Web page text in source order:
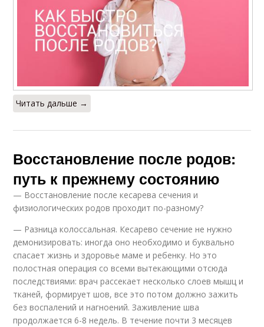
Читать дальше →
Восстановление после родов:
путь к прежнему состоянию
— Восстановление после кесарева сечения и
физиологических родов проходит по-разному?
— Разница колоссальная. Кесарево сечение не нужно
демонизировать: иногда оно необходимо и буквально
спасает жизнь и здоровье маме и ребенку. Но это
полостная операция со всеми вытекающими отсюда
последствиями: врач рассекает несколько слоев мышц и
тканей, формирует шов, все это потом должно зажить
без воспалений и нагноений. Заживление шва
продолжается 6-8 недель. В течение почти 3 месяцев